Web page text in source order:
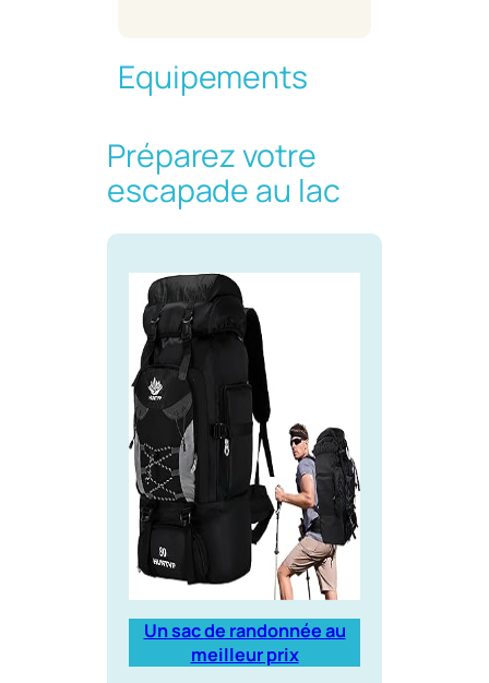
Equipements
Préparez votre
escapade au lac
Un sac de randonnée au
meilleur prix